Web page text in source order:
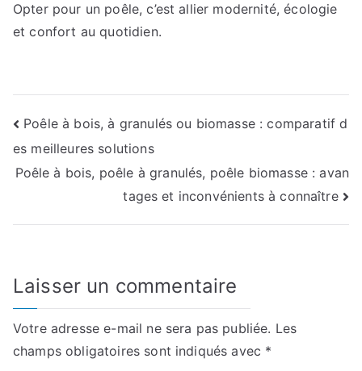
Opter pour un poêle, c’est allier modernité, écologie
et confort au quotidien.
Navigation
de
Poêle à bois, à granulés ou biomasse : comparatif d
es meilleures solutions
Poêle à bois, poêle à granulés, poêle biomasse : avan
tages et inconvénients à connaître
Laisser un commentaire
Votre adresse e-mail ne sera pas publiée. Les
champs obligatoires sont indiqués avec *